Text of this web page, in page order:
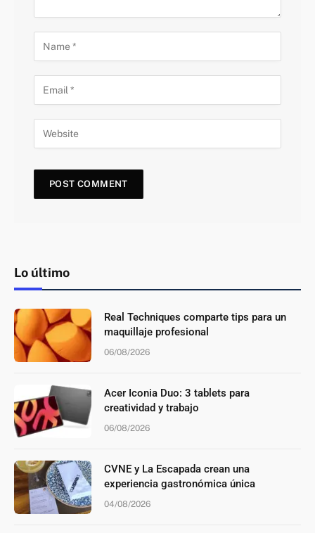
Lo último
Real Techniques comparte tips para un
maquillaje profesional
06/08/2026
Acer Iconia Duo: 3 tablets para
creatividad y trabajo
06/08/2026
CVNE y La Escapada crean una
experiencia gastronómica única
04/08/2026